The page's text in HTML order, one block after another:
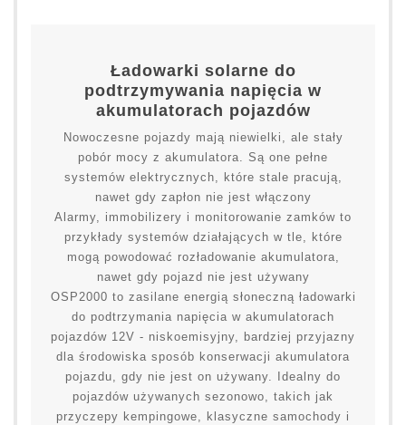
Ładowarki solarne do
podtrzymywania napięcia w
akumulatorach pojazdów
Nowoczesne pojazdy mają niewielki, ale stały
pobór mocy z akumulatora. Są one pełne
systemów elektrycznych, które stale pracują,
nawet gdy zapłon nie jest włączony
Alarmy, immobilizery i monitorowanie zamków to
przykłady systemów działających w tle, które
mogą powodować rozładowanie akumulatora,
nawet gdy pojazd nie jest używany
OSP2000 to zasilane energią słoneczną ładowarki
do podtrzymania napięcia w akumulatorach
pojazdów 12V - niskoemisyjny, bardziej przyjazny
dla środowiska sposób konserwacji akumulatora
pojazdu, gdy nie jest on używany. Idealny do
pojazdów używanych sezonowo, takich jak
przyczepy kempingowe, klasyczne samochody i